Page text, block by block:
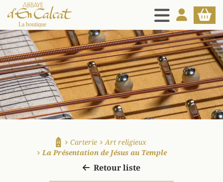
MENU
La boutique d'en Calcat
MON PANIER
Accueil
Carterie
Art religieux
La Présentation de Jésus au Temple
Retour liste